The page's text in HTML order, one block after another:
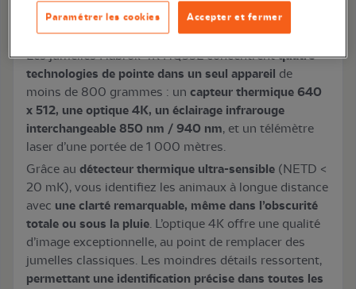
Description
Les jumelles Habrok 4K HQ35L concentrentquatre
technologies de pointe dans un seul appareil de
moins de 800 grammes : un capteur thermique 640
x 512, une optique 4K, un éclairage infrarouge
interchangeable 850 nm / 940 nm, et un télémètre
laser d’une portée de 1 000 mètres.
Grâce au détecteur thermique ultra-sensible (NETD <
20 mK), vous identifiez les animaux à longue distance
avec une clarté remarquable, même dans l’obscurité
totale ou sous la pluie. L’optique 4K offre une qualité
d’image exceptionnelle, au point de remplacer des
jumelles classiques. Les moindres détails ressortent,
permettant une identification précise dans toutes les
Accepter et fermer
Paramétrer les cookies